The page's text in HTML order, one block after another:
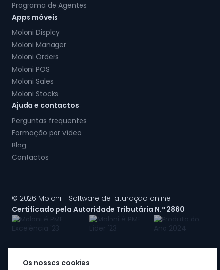
Programa de Agentes
Apps móveis
Moloni Display
Moloni Manager
Moloni Orders
Moloni POS
Moloni Sales
Moloni Stocks
Ajuda e contactos
Perguntas frequentes
Formação por vídeo
Blog
Contactos
© 2026 Moloni - Software de faturação online
Certificado pela Autoridade Tributária N.º 2860
A Moloni faz parte dogrupo Visma
Os nossos cookies